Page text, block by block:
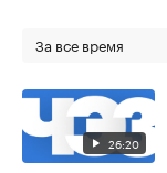
За все время
26:20